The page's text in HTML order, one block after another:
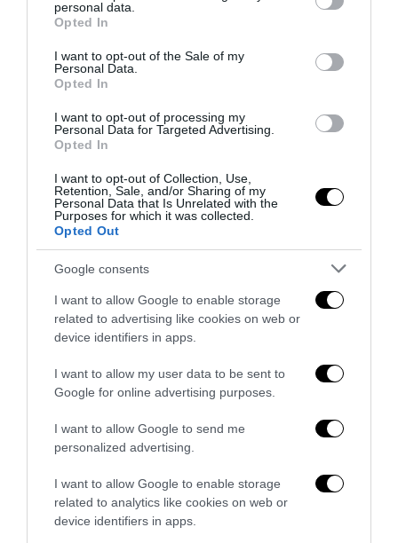
grant or deny consent to Google and its third-party tags to
use your data for below specified purposes in below Google
consent section.
personal data.
Opted In
I want to opt-out of the Sale of my
Personal Data.
Opted In
I want to opt-out of processing my
Personal Data for Targeted Advertising.
Opted In
I want to opt-out of Collection, Use,
Retention, Sale, and/or Sharing of my
Personal Data that Is Unrelated with the
Purposes for which it was collected.
Opted Out
Google consents
I want to allow Google to enable storage
related to advertising like cookies on web or
device identifiers in apps.
I want to allow my user data to be sent to
Google for online advertising purposes.
I want to allow Google to send me
personalized advertising.
I want to allow Google to enable storage
related to analytics like cookies on web or
device identifiers in apps.
Ceuta, la bufala dei «48mila rimpatri»: così la sinistra fa
l’ancella di Sánchez
1 Agosto 2026